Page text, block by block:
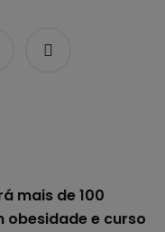
mais de 100
obesidade e curso